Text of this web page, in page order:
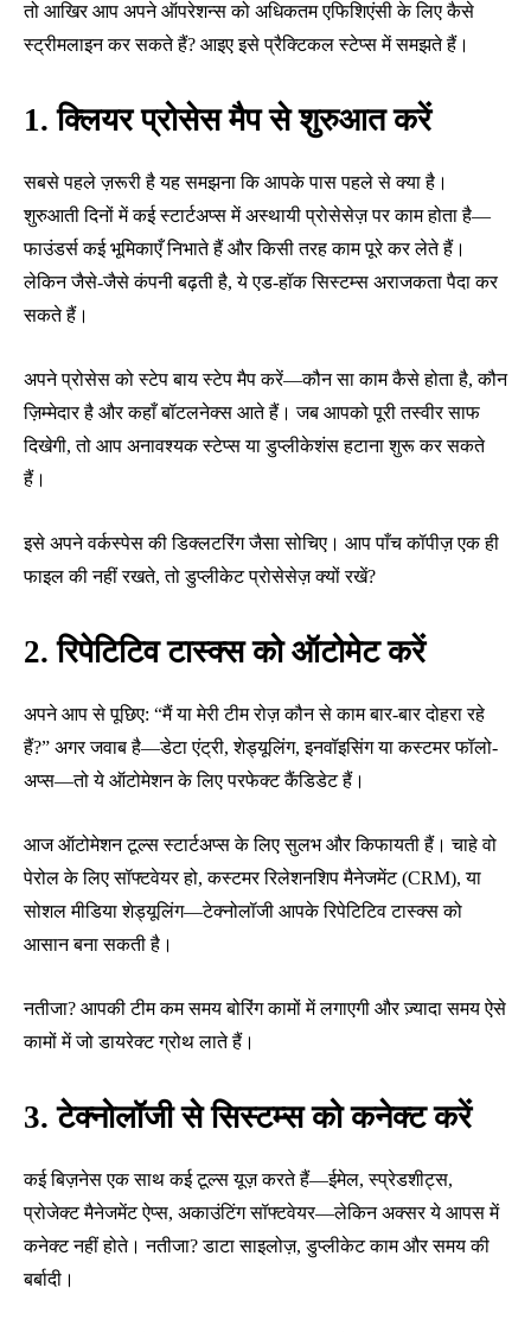
तो आखिर आप अपने ऑपरेशन्स को अधिकतम एफिशिएंसी के लिए कैसे
स्ट्रीमलाइन कर सकते हैं? आइए इसे प्रैक्टिकल स्टेप्स में समझते हैं।
1. क्लियर प्रोसेस मैप से शुरुआत करें
सबसे पहले ज़रूरी है यह समझना कि आपके पास पहले से क्या है।
शुरुआती दिनों में कई स्टार्टअप्स में अस्थायी प्रोसेसेज़ पर काम होता है—
फाउंडर्स कई भूमिकाएँ निभाते हैं और किसी तरह काम पूरे कर लेते हैं।
लेकिन जैसे-जैसे कंपनी बढ़ती है, ये एड-हॉक सिस्टम्स अराजकता पैदा कर
सकते हैं।
अपने प्रोसेस को स्टेप बाय स्टेप मैप करें—कौन सा काम कैसे होता है, कौन
ज़िम्मेदार है और कहाँ बॉटलनेक्स आते हैं। जब आपको पूरी तस्वीर साफ
दिखेगी, तो आप अनावश्यक स्टेप्स या डुप्लीकेशंस हटाना शुरू कर सकते
हैं।
इसे अपने वर्कस्पेस की डिक्लटरिंग जैसा सोचिए। आप पाँच कॉपीज़ एक ही
फाइल की नहीं रखते, तो डुप्लीकेट प्रोसेसेज़ क्यों रखें?
2. रिपेटिटिव टास्क्स को ऑटोमेट करें
अपने आप से पूछिए: “मैं या मेरी टीम रोज़ कौन से काम बार-बार दोहरा रहे
हैं?” अगर जवाब है—डेटा एंट्री, शेड्यूलिंग, इनवॉइसिंग या कस्टमर फॉलो-
अप्स—तो ये ऑटोमेशन के लिए परफेक्ट कैंडिडेट हैं।
आज ऑटोमेशन टूल्स स्टार्टअप्स के लिए सुलभ और किफायती हैं। चाहे वो
पेरोल के लिए सॉफ्टवेयर हो, कस्टमर रिलेशनशिप मैनेजमेंट (CRM), या
सोशल मीडिया शेड्यूलिंग—टेक्नोलॉजी आपके रिपेटिटिव टास्क्स को
आसान बना सकती है।
नतीजा? आपकी टीम कम समय बोरिंग कामों में लगाएगी और ज़्यादा समय ऐसे
कामों में जो डायरेक्ट ग्रोथ लाते हैं।
3. टेक्नोलॉजी से सिस्टम्स को कनेक्ट करें
कई बिज़नेस एक साथ कई टूल्स यूज़ करते हैं—ईमेल, स्प्रेडशीट्स,
प्रोजेक्ट मैनेजमेंट ऐप्स, अकाउंटिंग सॉफ्टवेयर—लेकिन अक्सर ये आपस में
कनेक्ट नहीं होते। नतीजा? डाटा साइलोज़, डुप्लीकेट काम और समय की
बर्बादी।